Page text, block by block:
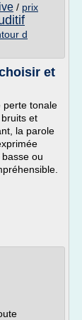
/ prix
d
et
perte tonale
et
la parole
ou